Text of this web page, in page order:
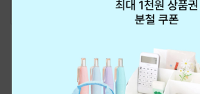
최근 본 상품
eBook 1:1문의/채팅상담
예스이십사(주) 사업자 정보